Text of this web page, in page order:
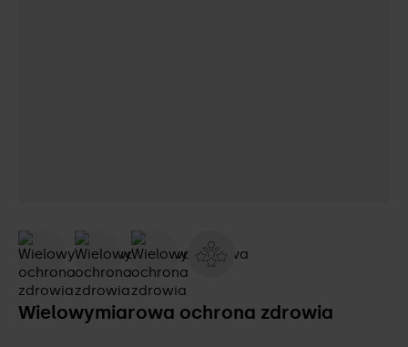
Wielowymiarowa ochrona zdrowia